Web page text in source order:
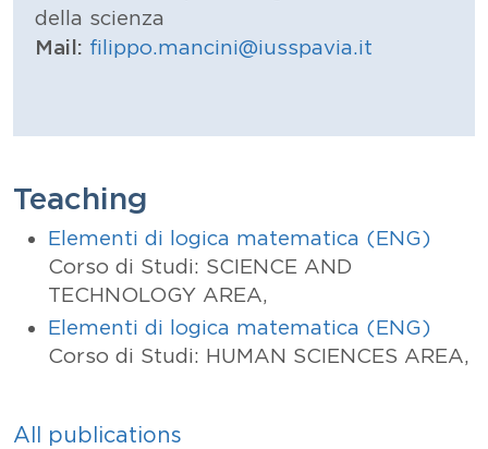
della scienza
Mail: filippo.mancini@iusspavia.it
Teaching
Elementi di logica matematica (ENG)
Corso di Studi: SCIENCE AND
TECHNOLOGY AREA,
Elementi di logica matematica (ENG)
Corso di Studi: HUMAN SCIENCES AREA,
All publications